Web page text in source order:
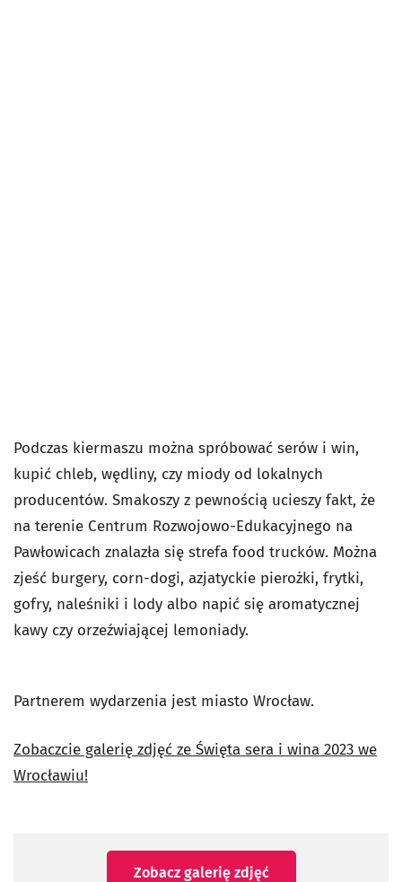
Podczas kiermaszu można spróbować serów i win,
kupić chleb, wędliny, czy miody od lokalnych
producentów. Smakoszy z pewnością ucieszy fakt, że
na terenie Centrum Rozwojowo-Edukacyjnego na
Pawłowicach znalazła się strefa food trucków. Można
zjeść burgery, corn-dogi, azjatyckie pierożki, frytki,
gofry, naleśniki i lody albo napić się aromatycznej
kawy czy orzeźwiającej lemoniady.
Partnerem wydarzenia jest miasto Wrocław.
Zobaczcie galerię zdjęć ze Święta sera i wina 2023 we
Wrocławiu!
Zobacz galerię zdjęć